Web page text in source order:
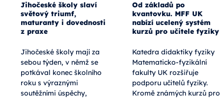
Jihočeské školy slaví
světový triumf,
maturanty i dovednosti
z praxe
Jihočeské školy mají za
sebou týden, v němž se
potkával konec školního
roku s výraznými
soutěžními úspěchy,
Od základů po
kvantovku. MFF UK
nabízí ucelený systém
kurzů pro učitele fyziky
Katedra didaktiky fyziky
Matematicko-fyzikální
fakulty UK rozšiřuje
podporu učitelů fyziky.
Kromě známých kurzů pro